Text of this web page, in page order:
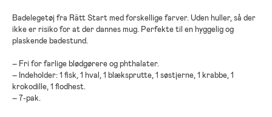
Badelegetøj fra Rätt Start med forskellige farver. Uden huller, så der
ikke er risiko for at der dannes mug. Perfekte til en hyggelig og
plaskende badestund.
– Fri for farlige blødgørere og phthalater.
– Indeholder: 1 fisk, 1 hval, 1 blæksprutte, 1 søstjerne, 1 krabbe, 1
krokodille, 1 flodhest.
– 7-pak.